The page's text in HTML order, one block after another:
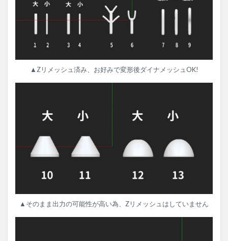
▲Zリメッシュ済み、お好みで変形後ダイナメッシュOK!
▲そのまま出力の可能性が高い為、Zリメッシュはしていません